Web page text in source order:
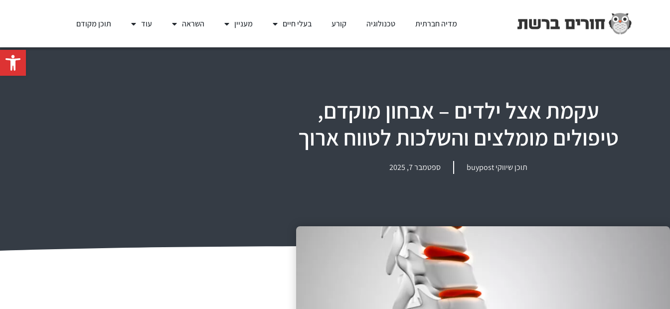
פתח
מדיה חברתית טכנולוגיה קורע בעלי חיים מעניין השראה עוד תוכן מקודם
עקמת אצל ילדים – אבחון מוקדם,
טיפולים מומלצים והשלכות לטווח ארוך
תוכן שיווקי buypost ספטמבר 7, 2025